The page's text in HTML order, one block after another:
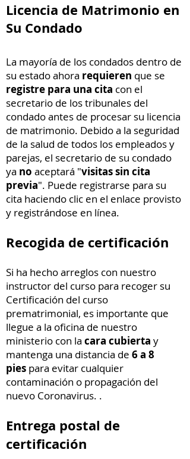
Licencia de Matrimonio en
Su Condado
La mayoría de los condados dentro de
su estado ahora requieren que se
registre para una cita con el
secretario de los tribunales del
condado antes de procesar su licencia
de matrimonio. Debido a la seguridad
de la salud de todos los empleados y
parejas, el secretario de su condado
ya no aceptará "visitas sin cita
previa". Puede registrarse para su
cita haciendo clic en el enlace provisto
y registrándose en línea.
Recogida de certificación
Si ha hecho arreglos con nuestro
instructor del curso para recoger su
Certificación del curso
prematrimonial, es importante que
llegue a la oficina de nuestro
ministerio con la cara cubierta y
mantenga una distancia de 6 a 8
pies para evitar cualquier
contaminación o propagación del
nuevo Coronavirus. .
Entrega postal de
certificación